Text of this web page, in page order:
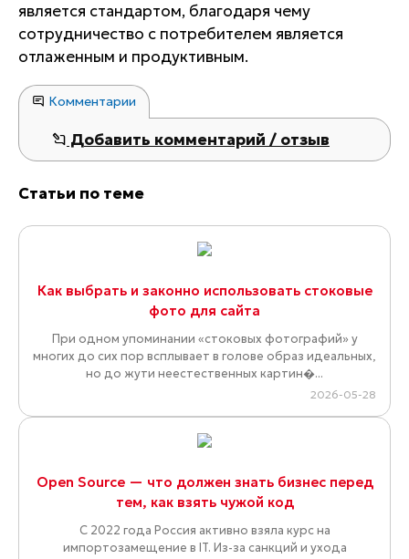
является стандартом, благодаря чему
сотрудничество с потребителем является
отлаженным и продуктивным.
Комментарии
Добавить комментарий / отзыв
Статьи по теме
Как выбрать и законно использовать стоковые
фото для сайта
При одном упоминании «стоковых фотографий» у
многих до сих пор всплывает в голове образ идеальных,
но до жути неестественных картин�...
2026-05-28
Open Source — что должен знать бизнес перед
тем, как взять чужой код
С 2022 года Россия активно взяла курс на
импортозамещение в IT. Из-за санкций и ухода